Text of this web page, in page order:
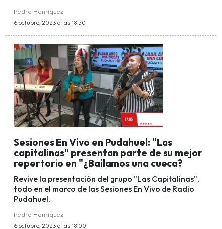
Pedro Henríquez
6 octubre, 2023 a las 18:50
Sesiones En Vivo en Pudahuel: "Las
capitalinas" presentan parte de su mejor
repertorio en "¿Bailamos una cueca?
Revive la presentación del grupo "Las Capitalinas",
todo en el marco de las Sesiones En Vivo de Radio
Pudahuel.
Pedro Henríquez
6 octubre, 2023 a las 18:00